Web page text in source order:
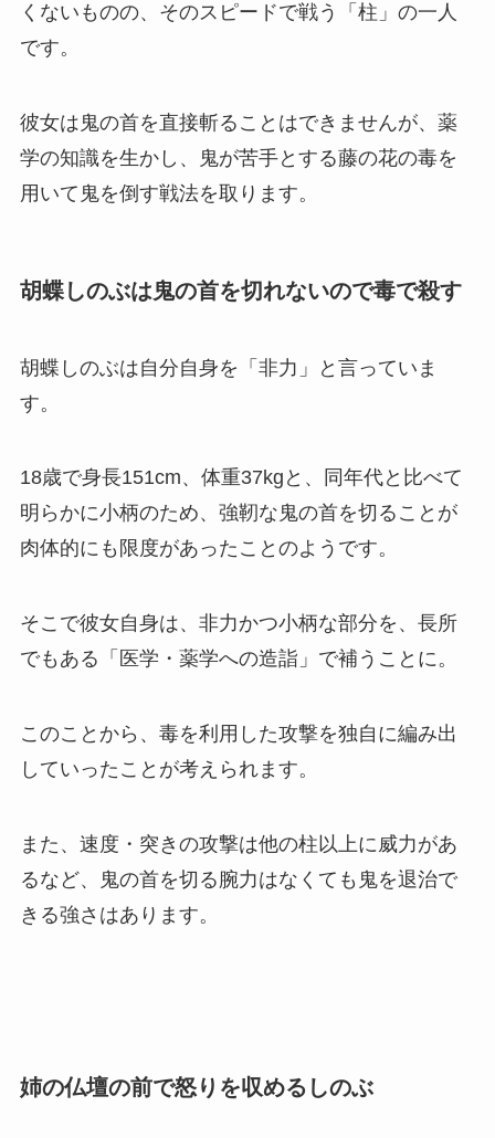
くないものの、そのスピードで戦う「柱」の一人
です。
彼女は鬼の首を直接斬ることはできませんが、薬
学の知識を生かし、鬼が苦手とする藤の花の毒を
用いて鬼を倒す戦法を取ります。
胡蝶しのぶは鬼の首を切れないので毒で殺す
胡蝶しのぶは自分自身を「非力」と言っていま
す。
18歳で身長151cm、体重37kgと、同年代と比べて
明らかに小柄のため、強靭な鬼の首を切ることが
肉体的にも限度があったことのようです。
そこで彼女自身は、非力かつ小柄な部分を、長所
でもある「医学・薬学への造詣」で補うことに。
このことから、毒を利用した攻撃を独自に編み出
していったことが考えられます。
また、速度・突きの攻撃は他の柱以上に威力があ
るなど、鬼の首を切る腕力はなくても鬼を退治で
きる強さはあります。
姉の仏壇の前で怒りを収めるしのぶ